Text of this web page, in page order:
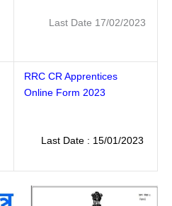
Last Date 17/02/2023
RRC CR Apprentices
Online Form 2023
Last Date : 15/01/2023